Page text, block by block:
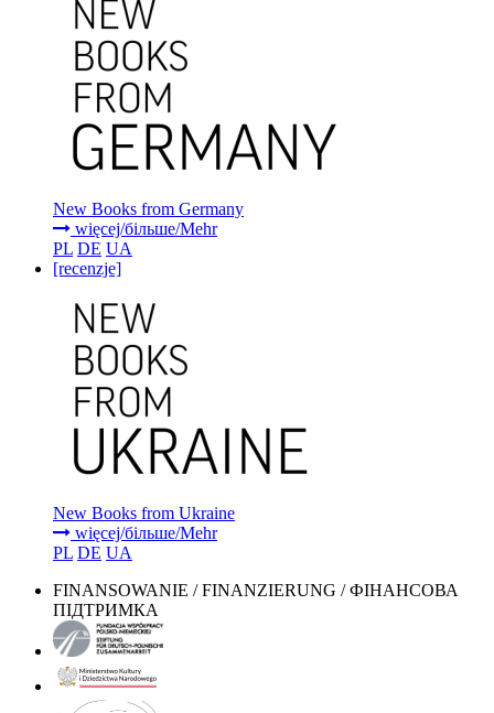
New Books from Germany
więcej/більше/Mehr
PL DE UA
[recenzje]
New Books from Ukraine
więcej/більше/Mehr
PL DE UA
FINANSOWANIE / FINANZIERUNG / ФІНАНСОВА
ПІДТРИМКА